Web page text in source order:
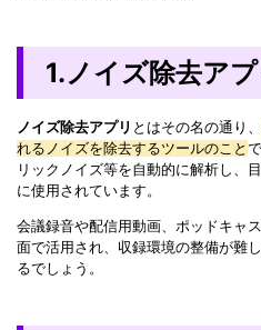
1.ノイズ除去ア
ノイズ除去アプリ とはその名の通り、
れるノイズを除去するツールのこと
リックノイズ等を自動的に解析し、
に使用されています。
会議録音や配信用動画、ポッドキャ
面で活用され、収録環境の整備が難
るでしょう。